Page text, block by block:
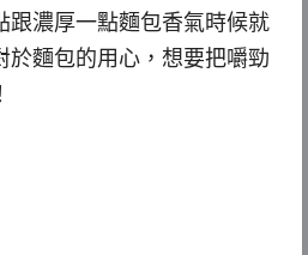
跟濃厚一點麵包香氣時候就
於麵包的用心，想要把嚼勁